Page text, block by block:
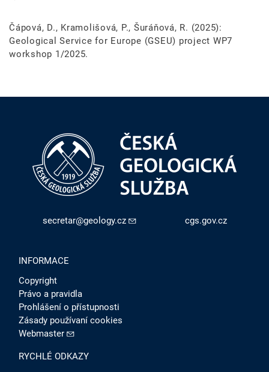
Čápová, D., Kramolišová, P., Šuráňová, R. (2025):
Geological Service for Europe (GSEU) project WP7
workshop 1/2025.
secretar@geology.cz cgs.gov.cz
INFORMACE
Copyright
Právo a pravidla
Prohlášení o přístupnosti
Zásady používaní cookies
Webmaster
RYCHLÉ ODKAZY